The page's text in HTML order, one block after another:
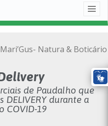
Mari’Gus- Natura & Boticário
de Paudalho que
DELIVERY durante a
COVID-19